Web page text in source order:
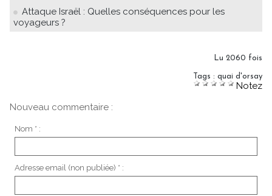
Attaque Israël : Quelles conséquences pour les
voyageurs ?
Lu 2060 fois
Tags : quai d'orsay
Notez
Nouveau commentaire :
Nom * :
Adresse email (non publiée) * :